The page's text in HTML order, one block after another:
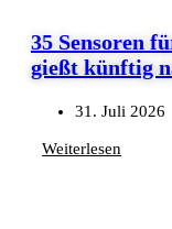
35 Sensoren
gießt künftig
31. Juli 2026
Weiterlesen